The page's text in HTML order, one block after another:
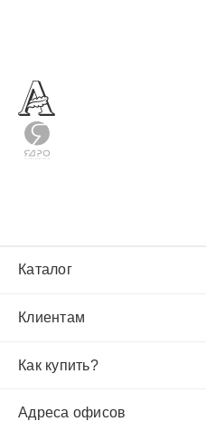
Каталог
Клиентам
Как купить?
Адреса офисов